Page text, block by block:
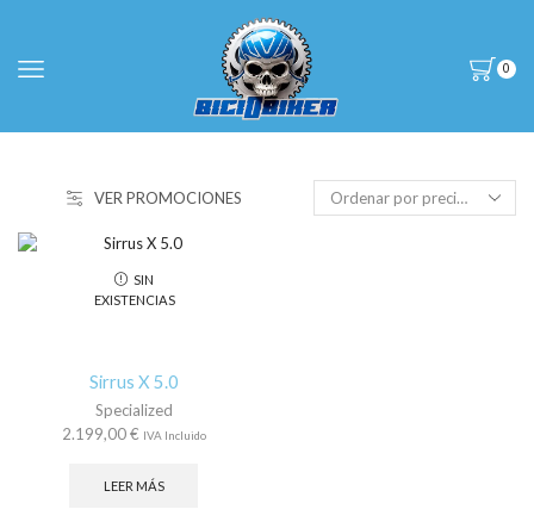
0
VER PROMOCIONES
SIN
EXISTENCIAS
Sirrus X 5.0
Specialized
2.199,00€ IVA Incluido
LEER MÁS